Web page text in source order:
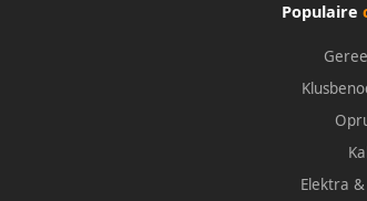
Populaire
Elektra